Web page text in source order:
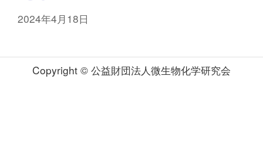
2024年4月18日
Copyright © 公益財団法人微生物化学研究会